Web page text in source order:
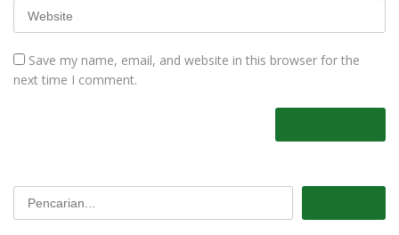
Save my name, email, and website in this browser for the
next time I comment.
Pencarian